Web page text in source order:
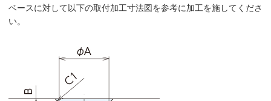
ベースに対して以下の取付加工寸法図を参考に加工を施してくださ
い。